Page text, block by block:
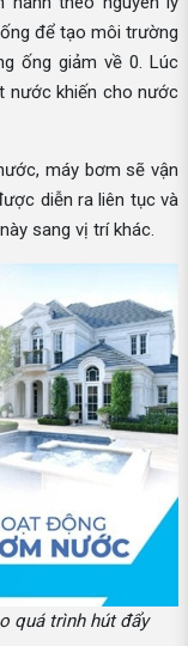
để tạo môi trường
ống giảm về 0. Lúc
nước khiến cho nước
máy bơm sẽ vận
diễn ra liên tục và
sang vị trí khác.
quá trình hút đẩy